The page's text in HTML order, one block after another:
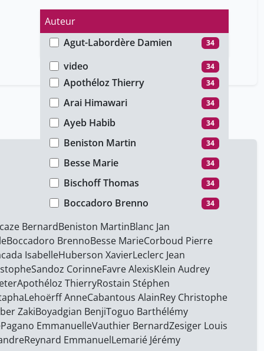
Auteur
Agut-Labordère Damien
34
Angelini Anna 34
Apothéloz Thierry 34
Arai Himawari 34
Ayeb Habib 34
Beniston Martin 34
Besse Marie 34
Bischoff Thomas 34
Boccadoro Brenno 34
Bourg Dominique
Boyadgian Benji 34
Brunier Isabelle
Bréthaut Christian
Cabantous Alain 34
Calame Matthieu 34
Chatelard Géraldine
Type de média
video
34
BernardBeniston MartinBlanc Jan
Boccadoro BrennoBesse MarieCorboud Pierre
IsabelleHuberson XavierLeclerc Jean
Sandoz CorinneFavre AlexisKlein Audrey
Apothéloz ThierryRostain Stéphen
Lehoërff AnneCabantous AlainRey Christophe
ZakiBoyadgian BenjiToguo Barthélémy
Pagano EmmanuelleVauthier BernardZesiger Louis
Reynard EmmanuelLemarié Jérémy